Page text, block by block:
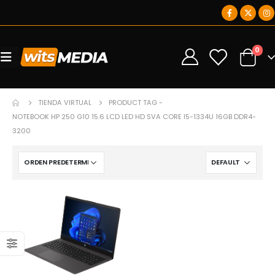
0 0
TIENDA VIRTUAL
PRODUCT TAG -
NOTEBOOK HP 250 G10 15.6 LCD LED HD SVA CORE I5-1334U 16GB DDR4-
3200